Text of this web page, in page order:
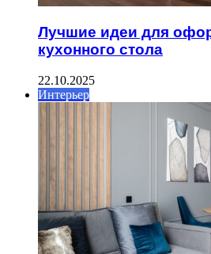
Лучшие идеи для
кухонного стола
22.10.2025
Интерьер